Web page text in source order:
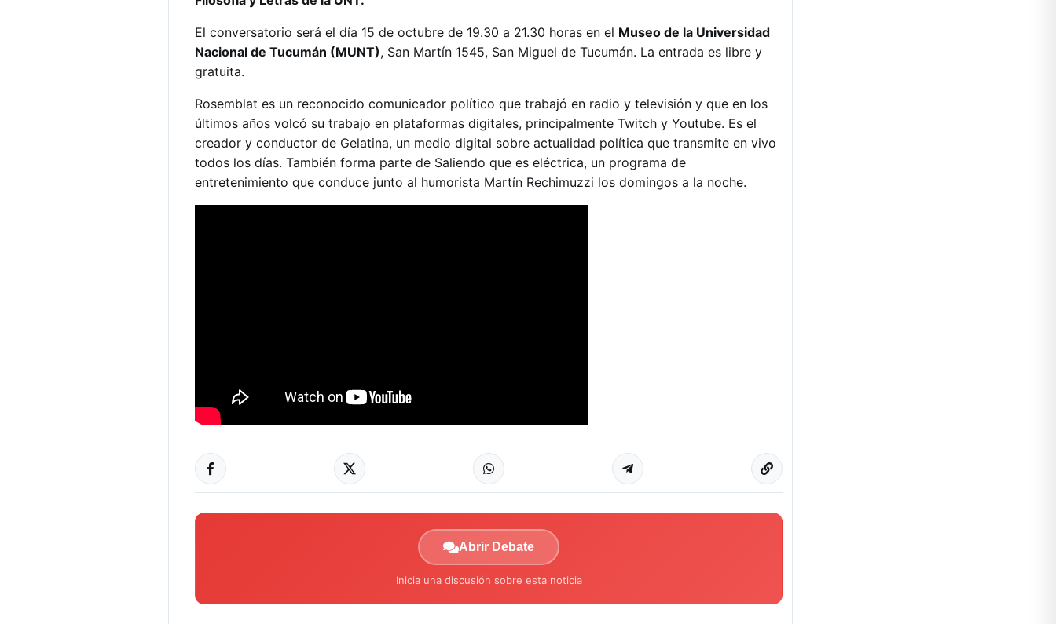
El conversatorio será el día 15 de octubre de 19.30 a 21.30 horas en el Museo de la Universidad
Nacional de Tucumán (MUNT), San Martín 1545, San Miguel de Tucumán. La entrada es libre y
gratuita.
Rosemblat es un reconocido comunicador político que trabajó en radio y televisión y que en los
últimos años volcó su trabajo en plataformas digitales, principalmente Twitch y Youtube. Es el
creador y conductor de Gelatina, un medio digital sobre actualidad política que transmite en vivo
todos los días. También forma parte de Saliendo que es eléctrica, un programa de
entretenimiento que conduce junto al humorista Martín Rechimuzzi los domingos a la noche.
Abrir Debate
Inicia una discusión sobre esta noticia